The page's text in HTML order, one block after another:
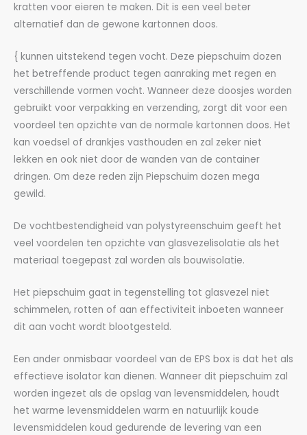
kratten voor eieren te maken. Dit is een veel beter
alternatief dan de gewone kartonnen doos.
{ kunnen uitstekend tegen vocht. Deze piepschuim dozen
het betreffende product tegen aanraking met regen en
verschillende vormen vocht. Wanneer deze doosjes worden
gebruikt voor verpakking en verzending, zorgt dit voor een
voordeel ten opzichte van de normale kartonnen doos. Het
kan voedsel of drankjes vasthouden en zal zeker niet
lekken en ook niet door de wanden van de container
dringen. Om deze reden zijn Piepschuim dozen mega
gewild.
De vochtbestendigheid van polystyreenschuim geeft het
veel voordelen ten opzichte van glasvezelisolatie als het
materiaal toegepast zal worden als bouwisolatie.
Het piepschuim gaat in tegenstelling tot glasvezel niet
schimmelen, rotten of aan effectiviteit inboeten wanneer
dit aan vocht wordt blootgesteld.
Een ander onmisbaar voordeel van de EPS box is dat het als
effectieve isolator kan dienen. Wanneer dit piepschuim zal
worden ingezet als de opslag van levensmiddelen, houdt
het warme levensmiddelen warm en natuurlijk koude
levensmiddelen koud gedurende de levering van een